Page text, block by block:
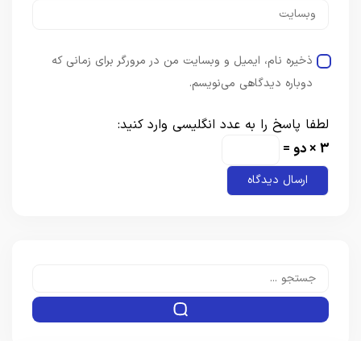
ذخیره نام، ایمیل و وبسایت من در مرورگر برای زمانی که
دوباره دیدگاهی می‌نویسم.
لطفا پاسخ را به عدد انگلیسی وارد کنید:
3 × دو =